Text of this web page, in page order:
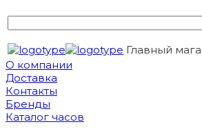
Главный
О компании
Доставка
Контакты
Бренды
Каталог часов